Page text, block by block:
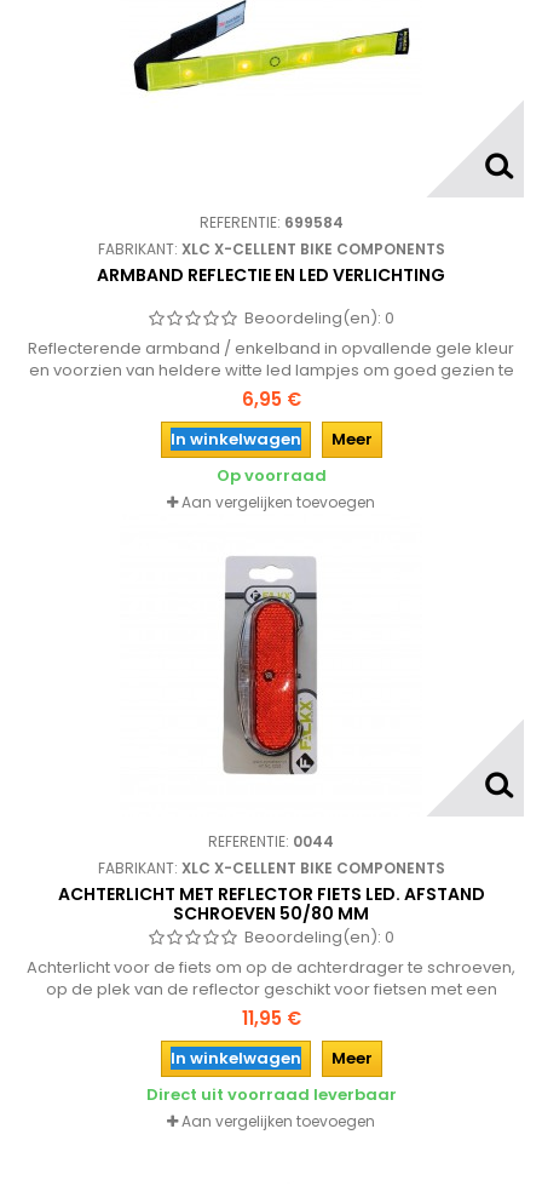
REFERENTIE: 699584
FABRIKANT: XLC X-CELLENT BIKE COMPONENTS
ARMBAND REFLECTIE EN LED VERLICHTING
Beoordeling(en): 0
Reflecterende armband / enkelband in opvallende gele kleur
en voorzien van heldere witte led lampjes om goed gezien te
worden tijdens het fietsen, hardlopen enz.
6,95 €
In winkelwagen
Meer
Op voorraad
Aan vergelijken toevoegen
REFERENTIE: 0044
FABRIKANT: XLC X-CELLENT BIKE COMPONENTS
ACHTERLICHT MET REFLECTOR FIETS LED. AFSTAND
SCHROEVEN 50/80 MM
Beoordeling(en): 0
Achterlicht voor de fiets om op de achterdrager te schroeven,
op de plek van de reflector geschikt voor fietsen met een
bagagedrager. Afstand schroeven 50/80 mm
11,95 €
In winkelwagen
Meer
Direct uit voorraad leverbaar
Aan vergelijken toevoegen